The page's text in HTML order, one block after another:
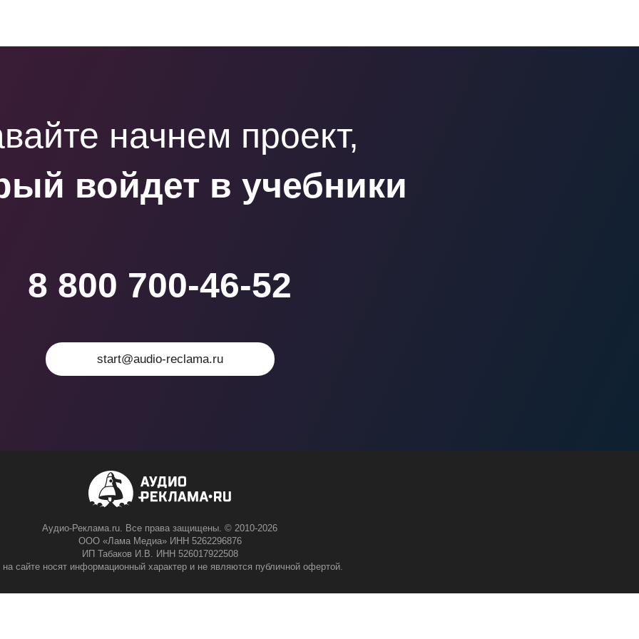
начнем проект,
войдет в учебники
8 800 700-46-52
start@audio-reclama.ru
Аудио-Реклама.ru. Все права защищены. © 2010-2026
ООО «Лама Медиа» ИНН 5262296876
ИП Табаков И.В. ИНН 526017922508
сайте носят информационный характер и не являются публичной офертой.